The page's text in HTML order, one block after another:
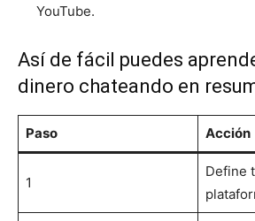
YouTube.
Así de fácil puedes
dinero chateando en
Paso Acción
1
Define